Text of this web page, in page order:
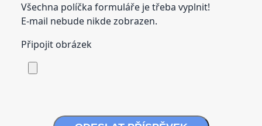
Všechna políčka formuláře je třeba vyplnit!
E-mail nebude nikde zobrazen.
Připojit obrázek